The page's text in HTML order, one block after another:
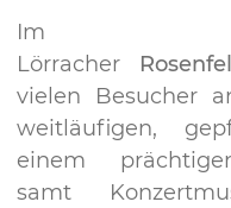
Im
Lörracher
vielen Besucher
weitläufigen,
einem
samt